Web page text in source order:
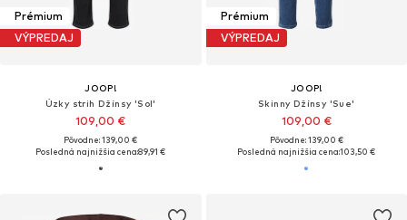
Prémium
VÝPREDAJ
JOOP!
Úzky strih Džínsy 'Sol'
109,00 €
Pôvodne: 139,00 €
Posledná najnižšia cena:89,91 €
Prémium
VÝPREDAJ
JOOP!
Skinny Džínsy 'Sue'
109,00 €
Pôvodne: 139,00 €
Posledná najnižšia cena:103,50 €